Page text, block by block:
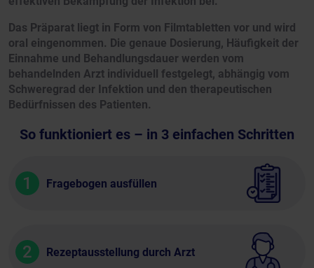
Das Präparat liegt in Form von Filmtabletten vor und wird
oral eingenommen. Die genaue Dosierung, Häufigkeit der
Einnahme und Behandlungsdauer werden vom
behandelnden Arzt individuell festgelegt, abhängig vom
Schweregrad der Infektion und den therapeutischen
Bedürfnissen des Patienten.
So funktioniert es – in 3 einfachen Schritten
1 Fragebogen ausfüllen
2 Rezeptausstellung durch Arzt